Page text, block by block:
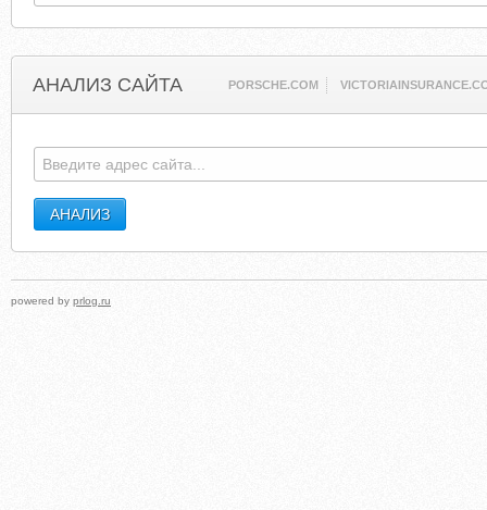
АНАЛИЗ САЙТА PORSCHE.COM
powered by prlog.ru